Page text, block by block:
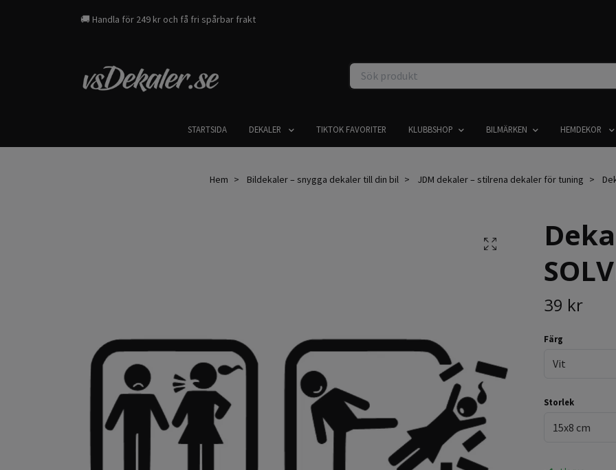
🚚 Handla för 249 kr och få fri spårbar frakt
STARTSIDA DEKALER TIKTOK FAVORITER KLUBBSHOP BILMÄRKEN HEMDEKOR
Hem Bildekaler – snygga dekaler till din bil JDM dekaler – stilrena dekaler för tuning
39 kr
Färg
Vit
Storlek
15x8 cm